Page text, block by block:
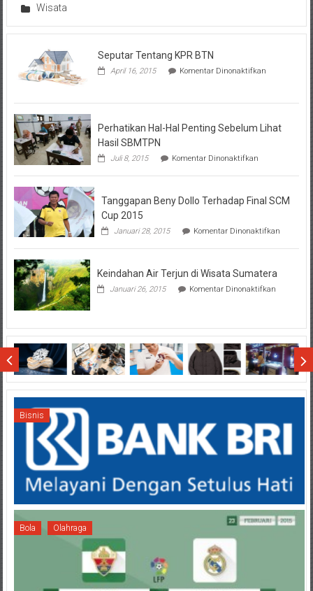
Wisata
Seputar Tentang KPR BTN
April 16, 2015 Komentar Dinonaktifkanpada
KPR
Perhatikan Hal-Hal Penting Sebelum Lihat
Hasil SBMTPN
Juli 8, 2015 Komentar Dinonaktifkanpada
Hal-
Penting
Hasil
Tanggapan Beny Dollo Terhadap Final SCM
Cup 2015
Januari 28, 2015 Komentar Dinonaktifkanpada
Beny
Keindahan Air Terjun di Wisata Sumatera
Januari 26, 2015 Komentar Dinonaktifkanpada
di
Wisata
Sumatera
Bisnis
Bola Olahraga